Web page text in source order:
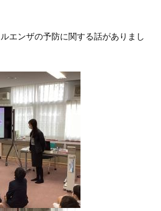
エンザの予防に関する話がありまし